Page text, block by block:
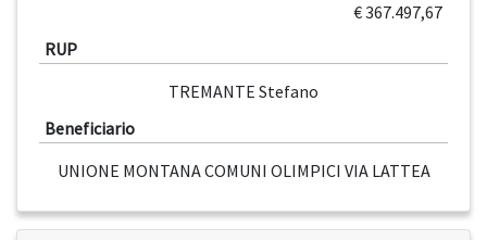
€ 367.497,67
RUP
TREMANTE Stefano
Beneficiario
UNIONE MONTANA COMUNI OLIMPICI VIA LATTEA